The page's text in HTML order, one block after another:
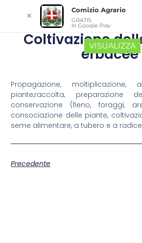
Coltivazione
erbacee
Propagazione, moltiplicazione,
piante,raccolta, preparazione
conservazione (fieno, foraggi,
consociazione delle piante,
seme alimentare, a tubero e a
Precedente
✕
Comizio Agrario
GRATIS
In Google Play
VISUALIZZA